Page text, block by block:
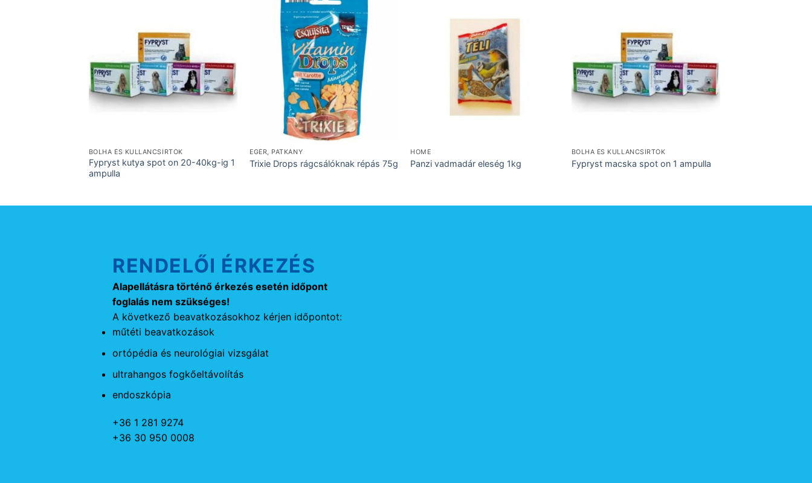
BOLHA ÉS KULLANCSÍRTÓK
Fypryst kutya spot on 20-40kg-ig 1
ampulla
EGÉR, PATKÁNY
Trixie Drops rágcsálóknak répás 75g
HOME
Panzi vadmadár eleség 1kg
BOLHA ÉS KULLANCSÍRTÓK
Fypryst macska spot on 1 ampulla
RENDELŐI ÉRKEZÉS
Alapellátásra történő érkezés esetén időpont
foglalás nem szükséges!
A következő beavatkozásokhoz kérjen időpontot:
műtéti beavatkozások
ortópédia és neurológiai vizsgálat
ultrahangos fogkőeltávolítás
endoszkópia
+36 1 281 9274
+36 30 950 0008